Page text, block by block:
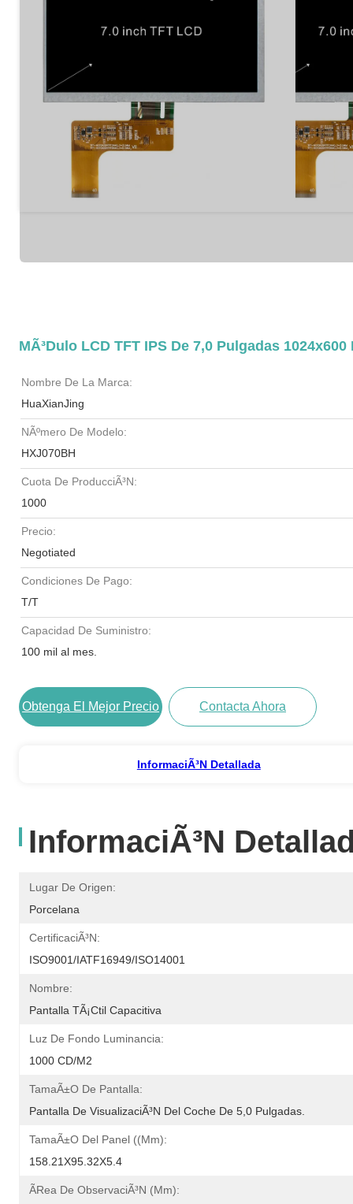
MÃ³dulo LCD TFT IPS De 7,0 Pulgadas
Nombre De La Marca:
HuaXianJing
NÃºmero De Modelo:
HXJ070BH
Cuota De ProducciÃ³n:
1000
Precio:
Negotiated
Condiciones De Pago:
T/T
Capacidad De Suministro:
100 mil al mes.
Obtenga El Mejor Precio Contacta Ahora
InformaciÃ³n Detallada
InformaciÃ³n
Lugar De Origen:
Porcelana
CertificaciÃ³n:
ISO9001/IATF16949/ISO14001
Nombre:
Pantalla TÃ¡ctil Capacitiva
Luz De Fondo Luminancia:
1000 CD/m2
TamaÃ±o De Pantalla:
Pantalla De VisualizaciÃ³n Del Coche De 5,0 Pulgadas.
TamaÃ±o Del Panel ((mm):
158.21X95.32X5.4
Ãrea De ObservaciÃ³n (mm):